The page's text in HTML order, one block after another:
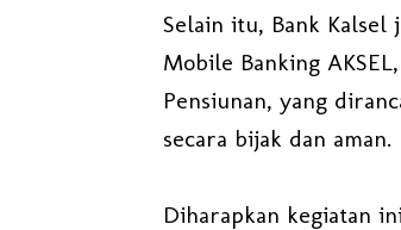
Selain itu, Bank
Mobile Banking
Pensiunan, yang
secara bijak dan aman.
Diharapkan kegiatan